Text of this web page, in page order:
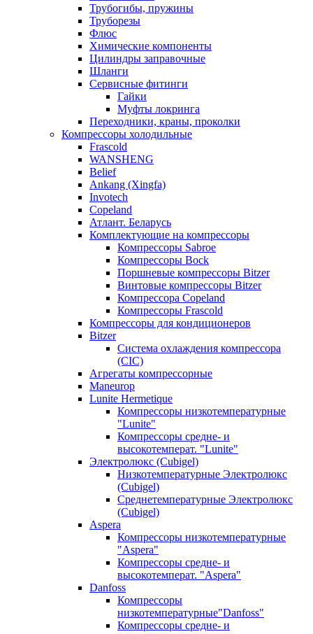
Трубогибы, пружины
Труборезы
Флюс
Химические компоненты
Цилиндры заправочные
Шланги
Сервисные фитинги
Гайки
Муфты локринга
Переходники, краны, проколки
Компрессоры холодильные
Frascold
WANSHENG
Belief
Ankang (Xingfa)
Invotech
Copeland
Атлант. Беларусь
Комплектующие на компрессоры
Компрессоры Sabroe
Компрессоры Bock
Поршневые компрессоры Bitzer
Винтовые компрессоры Bitzer
Компрессора Copeland
Компрессоры Frascold
Компрессоры для кондиционеров
Bitzer
Система охлаждения компрессора
(CIC)
Агрегаты компрессорные
Maneurop
Lunite Hermetique
Компрессоры низкотемпературные
"Lunite"
Компрессоры средне- и
высокотемперат. "Lunite"
Электролюкс (Cubigel)
Низкотемпературные Электролюкс
(Cubigel)
Среднетемпературные Электролюкс
(Cubigel)
Aspera
Компрессоры низкотемпературные
"Aspera"
Компрессоры средне- и
высокотемперат. "Aspera"
Danfoss
Компрессоры
низкотемпературные"Danfoss"
Компрессоры средне- и